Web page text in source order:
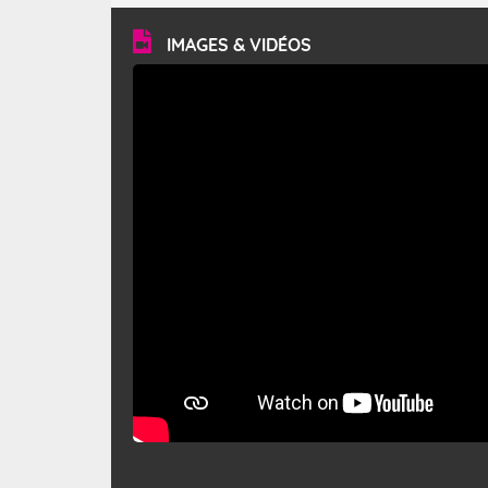
vitesse moyenne de 50 km/h et atteindre 80 à 100 km/h
en rafales, parfois davantage. Il parcourt la basse vallée
du Rhône et la Provence et envahit le littoral
méditerranéen à partir de la Camargue.
IMAGES & VIDÉOS